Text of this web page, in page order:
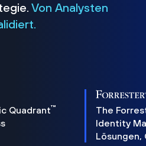
Von Analysten
Quadrant™
The
Identity
Lösungen,